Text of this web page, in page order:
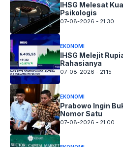
IHSG Melesat
Psikologis
07-08-2026 - 21.30
EKONOMI
IHSG Melejit
Rahasianya
07-08-2026 - 21.15
EKONOMI
Prabowo Ingin
Nomor Satu
07-08-2026 - 21.00